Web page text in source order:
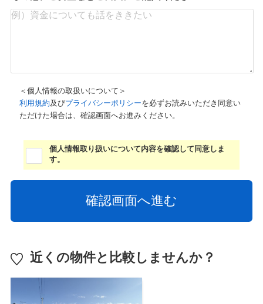
＜個人情報の取扱いについて＞
利用規約及びプライバシーポリシーを必ずお読みいただき同意い
ただけた場合は、確認画面へお進みください。
個人情報取り扱いについて内容を確認して同意しま
す。
近くの物件と比較しませんか？